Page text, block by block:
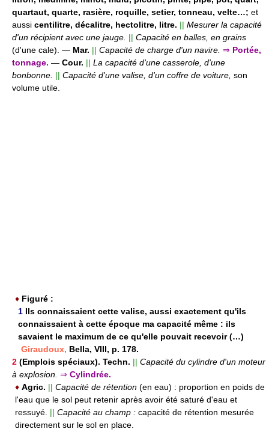
quartaut, quarte, rasière, roquille, setier, tonneau, velte…; et
aussi centilitre, décalitre, hectolitre, litre. || Mesurer la capacité
d'un récipient avec une jauge. || Capacité en balles, en grains
(d'une cale). — Mar. || Capacité de charge d'un navire. ⇒ Portée,
tonnage. — Cour. || La capacité d'une casserole, d'une
bonbonne. || Capacité d'une valise, d'un coffre de voiture, son
volume utile.
♦ Figuré :
1 Ils connaissaient cette valise, aussi exactement qu'ils
connaissaient à cette époque ma capacité même : ils
savaient le maximum de ce qu'elle pouvait recevoir (…)
Giraudoux, Bella, VIII, p. 178.
2 (Emplois spéciaux). Techn. || Capacité du cylindre d'un moteur
à explosion. ⇒ Cylindrée.
♦ Agric. || Capacité de rétention (en eau) : proportion en poids de
l'eau que le sol peut retenir après avoir été saturé d'eau et
ressuyé. || Capacité au champ : capacité de rétention mesurée
directement sur le sol en place.